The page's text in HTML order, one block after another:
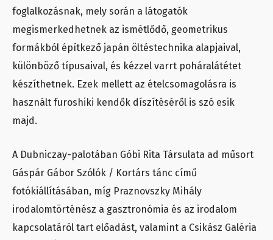
foglalkozásnak, mely során a látogatók
megismerkedhetnek az ismétlődő, geometrikus
formákból építkező japán öltéstechnika alapjaival,
különböző típusaival, és kézzel varrt poháralátétet
készíthetnek. Ezek mellett az ételcsomagolásra is
használt furoshiki kendők díszítéséről is szó esik
majd.
A Dubniczay-palotában Góbi Rita Társulata ad műsort
Gáspár Gábor Szólók / Kortárs tánc című
fotókiállításában, míg Praznovszky Mihály
irodalomtörténész a gasztronómia és az irodalom
kapcsolatáról tart előadást, valamint a Csikász Galéria